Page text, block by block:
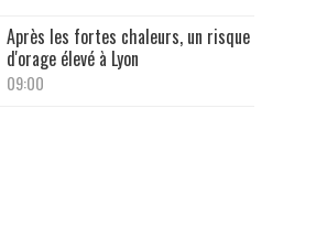
Après les fortes chaleurs, un risque
d'orage élevé à Lyon
09:00